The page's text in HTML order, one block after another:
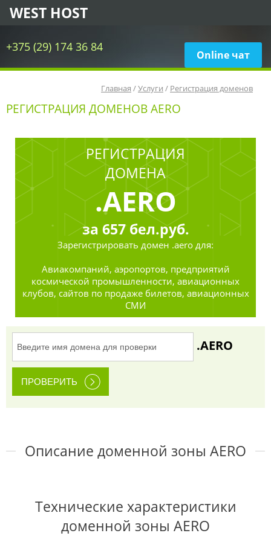
+375 (29) 174 36 84
Online чат
WEST HOST
Главная /Услуги / Регистрация доменов
РЕГИСТРАЦИЯ ДОМЕНОВ AERO
РЕГИСТРАЦИЯ
ДОМЕНА
.AERO
за 657бел.руб.
Зарегистрировать домен .aero для:
Авиакомпаний, аэропортов, предприятий
космической промышленности, авиационных
клубов, сайтов по продаже билетов, авиационных
СМИ
.AERO
Описание доменной зоны AERO
Технические характеристики
доменной зоны AERO